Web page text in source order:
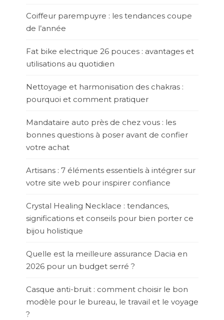
Coiffeur parempuyre : les tendances coupe
de l’année
Fat bike electrique 26 pouces : avantages et
utilisations au quotidien
Nettoyage et harmonisation des chakras :
pourquoi et comment pratiquer
Mandataire auto près de chez vous : les
bonnes questions à poser avant de confier
votre achat
Artisans : 7 éléments essentiels à intégrer sur
votre site web pour inspirer confiance
Crystal Healing Necklace : tendances,
significations et conseils pour bien porter ce
bijou holistique
Quelle est la meilleure assurance Dacia en
2026 pour un budget serré ?
Casque anti-bruit : comment choisir le bon
modèle pour le bureau, le travail et le voyage
?